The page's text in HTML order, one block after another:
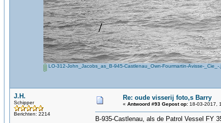
LO-312-John_Jacobs_as_B-945-Castlenau_Own-Fourmartin-Avisse-_Cie_-
J.H.
Schipper
Berichten: 2214
Re: oude visserij foto,s Barry
« Antwoord #93 Gepost op: 18-03-2017,
B-935-Castlenau, als de Patrol Vessel FY